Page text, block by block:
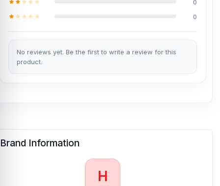
0
0
No reviews yet. Be the first to write a review for this
product.
Brand Information
H